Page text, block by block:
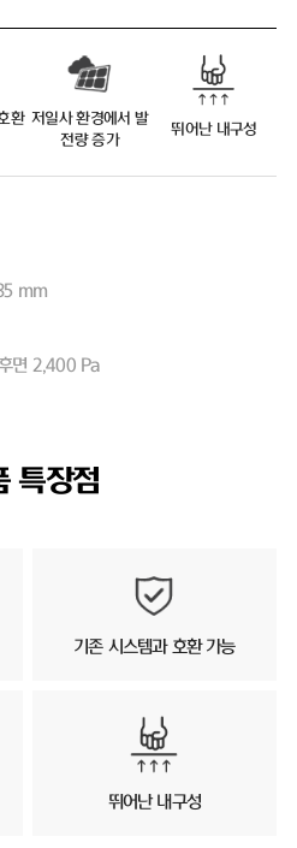
환 저일사 환경에서 발
전량 증가
뛰어난 내구성
mm
면 2,400 Pa
특장점
기존 시스템과 호환 가능
뛰어난 내구성